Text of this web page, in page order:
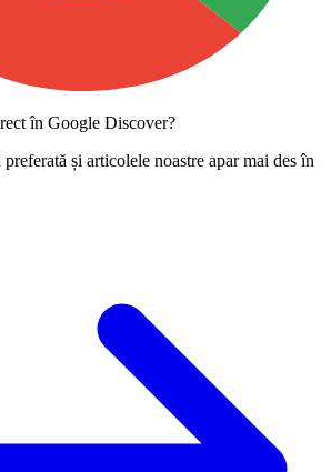
în Google Discover?
preferată și articolele noastre apar mai des în